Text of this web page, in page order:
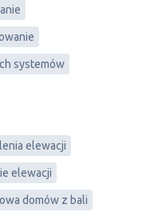
systemów
elewacji
elewacji
domów z bali